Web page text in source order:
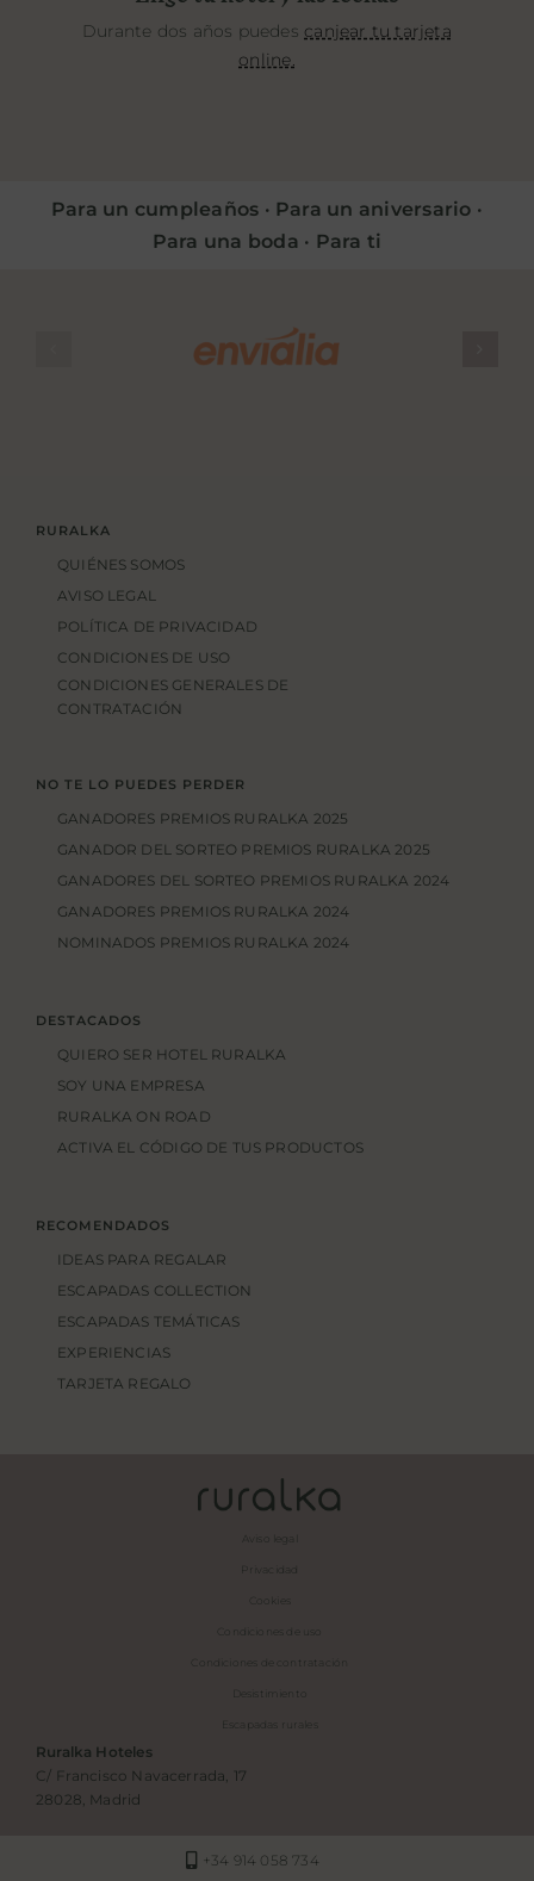
Durante dos años puedes canjear tu tarjeta
online.
Para un cumpleaños · Para un aniversario ·
Para una boda · Para ti
RURALKA
QUIÉNES SOMOS
AVISO LEGAL
POLÍTICA DE PRIVACIDAD
CONDICIONES DE USO
CONDICIONES GENERALES DE
CONTRATACIÓN
NO TE LO PUEDES PERDER
GANADORES PREMIOS RURALKA 2025
GANADOR DEL SORTEO PREMIOS RURALKA 2025
GANADORES DEL SORTEO PREMIOS RURALKA 2024
GANADORES PREMIOS RURALKA 2024
NOMINADOS PREMIOS RURALKA 2024
DESTACADOS
QUIERO SER HOTEL RURALKA
SOY UNA EMPRESA
RURALKA ON ROAD
ACTIVA EL CÓDIGO DE TUS PRODUCTOS
RECOMENDADOS
IDEAS PARA REGALAR
ESCAPADAS COLLECTION
ESCAPADAS TEMÁTICAS
EXPERIENCIAS
TARJETA REGALO
Aviso legal
Privacidad
Cookies
Condiciones de uso
Condiciones de contratación
Desistimiento
Escapadas rurales
Ruralka Hoteles
C/ Francisco Navacerrada, 17
28028, Madrid
+34 914 058 734